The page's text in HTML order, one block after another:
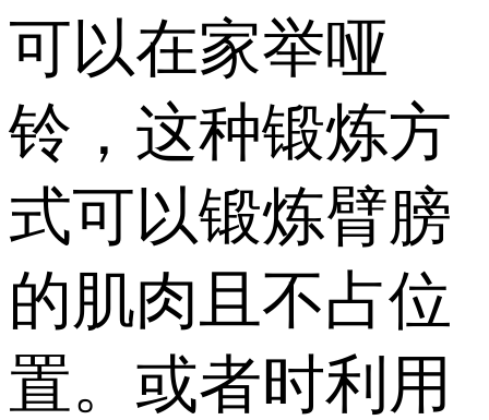
可以在家举哑
铃，这种锻炼方
式可以锻炼臂膀
的肌肉且不占位
置。或者时利用